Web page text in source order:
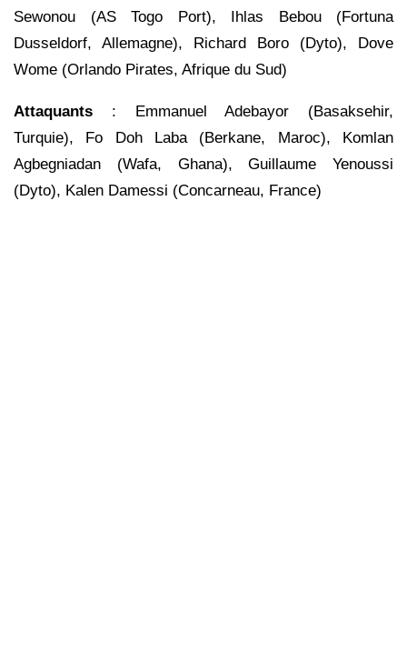
Sewonou (AS Togo Port), Ihlas Bebou (Fortuna
Dusseldorf, Allemagne), Richard Boro (Dyto), Dove
Wome (Orlando Pirates, Afrique du Sud)
Attaquants : Emmanuel Adebayor (Basaksehir,
Turquie), Fo Doh Laba (Berkane, Maroc), Komlan
Agbegniadan (Wafa, Ghana), Guillaume Yenoussi
(Dyto), Kalen Damessi (Concarneau, France)